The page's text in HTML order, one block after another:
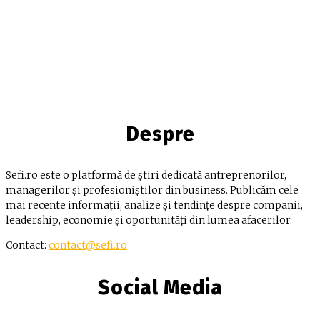
Despre
Sefi.ro este o platformă de știri dedicată antreprenorilor,
managerilor și profesioniștilor din business. Publicăm cele
mai recente informații, analize și tendințe despre companii,
leadership, economie și oportunități din lumea afacerilor.
Contact: contact@sefi.ro
Social Media